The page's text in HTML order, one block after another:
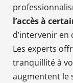
l’accès à
d’intervenir
Les experts
tranquillité à
augmentent le